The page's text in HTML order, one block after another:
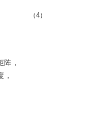
（4）
阵，
，